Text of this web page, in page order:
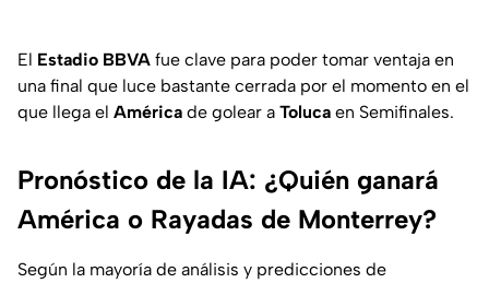
El Estadio BBVA fue clave para poder tomar ventaja en
una final que luce bastante cerrada por el momento en el
que llega el América de golear a Toluca en Semifinales.
Pronóstico de la IA: ¿Quién ganará
América o Rayadas de Monterrey?
Según la mayoría de análisis y predicciones de